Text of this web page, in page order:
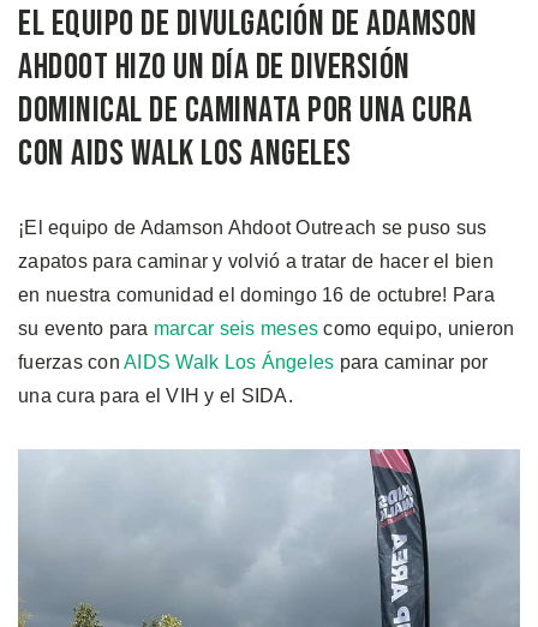
El equipo de divulgación de Adamson
Ahdoot hizo un día de diversión
dominical de caminata por una cura
con AIDS Walk Los Angeles
¡El equipo de Adamson Ahdoot Outreach se puso sus
zapatos para caminar y volvió a tratar de hacer el bien
en nuestra comunidad el domingo 16 de octubre! Para
su evento para marcar seis meses como equipo, unieron
fuerzas con AIDS Walk Los Ángeles para caminar por
una cura para el VIH y el SIDA.